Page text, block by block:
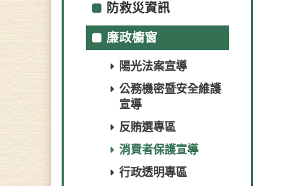
防救災資訊
廉政櫥窗
陽光法案宣導
公務機密暨安全維護
宣導
反賄選專區
消費者保護宣導
行政透明專區